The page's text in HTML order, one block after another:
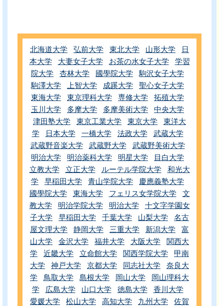
北海道大学 弘前大学 東北大学 山形大学
日
本大学
大妻女子大学 お茶の水女子大学
学習
院大学
杏林大学 國學院大学
駒沢女子大学
駒澤大学
上智大学 成蹊大学
聖心女子大学
東海大学
東京理科大学 専修大学
拓殖大学
玉川大学
多摩大学 多摩美術大学
中央大学
津田塾大学
東京工業大学 東京大学
東洋大
学
日本大学 一橋大学 法政大学
武蔵大学
武蔵野音楽大学
武蔵野大学
武蔵野美術大学
明治大学
明治薬科大学 明星大学
目白大学
立教大学
立正大学 ルーテル学院大学
和光大
学
早稲田大学 青山学院大学
慶應義塾大学
國學院大学
東海大学 フェリス女学院大学
文
教大学
明治学院大学 明治大学
十文字学園女
子大学
早稲田大学 千葉大学 山梨大学
名古
屋文理大学
静岡大学 三重大学 新潟大学
富
山大学
金沢大学 福井大学 大阪大学
関西大
学
近畿大学 立命館大学 関西学院大学
甲南
大学
神戸大学 京都大学 同志社大学
奈良大
学
鳥取大学 島根大学 岡山大学
岡山理科大
学
広島大学 山口大学 徳島大学
香川大学
愛媛大学
松山大学 高知大学 九州大学
佐賀